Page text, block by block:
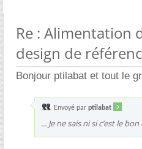
Re : Alimentation
design de
Bonjour ptilabat et tout le
Envoyé par ptilabat
... Je ne sais ni si c’est le